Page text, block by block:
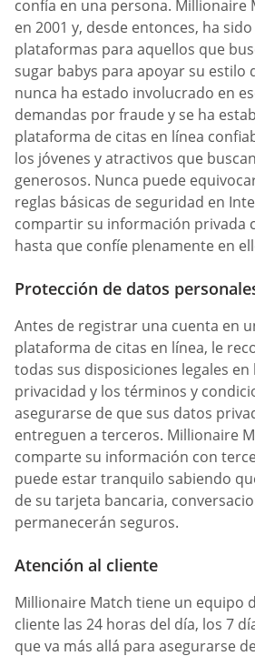
confía en una persona. Millionaire
en 2001 y, desde entonces, ha
plataformas para aquellos que
sugar babys para apoyar su estilo
nunca ha estado involucrado en
demandas por fraude y se ha
plataforma de citas en línea
los jóvenes y atractivos que
generosos. Nunca puede
reglas básicas de seguridad en
compartir su información privada
hasta que confíe plenamente en
Protección de datos
Antes de registrar una cuenta en
plataforma de citas en línea, le
todas sus disposiciones legales
privacidad y los términos y
asegurarse de que sus datos
entreguen a terceros. Millionaire
comparte su información con
puede estar tranquilo sabiendo
de su tarjeta bancaria,
permanecerán seguros.
Atención al cliente
Millionaire Match tiene un equipo
cliente las 24 horas del día, los 7
que va más allá para asegurarse